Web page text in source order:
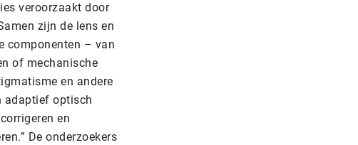
veroorzaakt door
zijn de lens en
componenten – van
of mechanische
en andere
adaptief optisch
en
De onderzoekers